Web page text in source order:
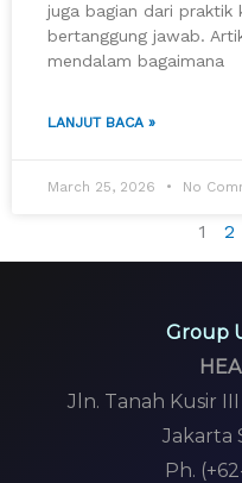
juga bagian dari praktik
bertanggung jawab.
mendalam bagaimana
LANJUT BACA »
March 25, 2026 No
1 2
Group
Jln. Tanah Kusir
Jakarta
Ph.